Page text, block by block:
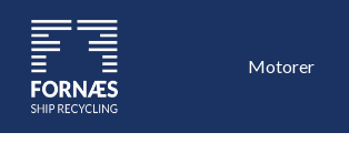
Motorer